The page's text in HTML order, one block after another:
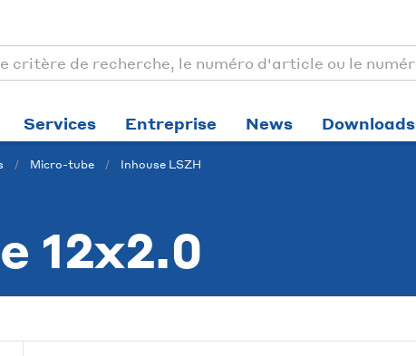
Services Entreprise News Downloads
Micro-tube Inhouse LSZH
12x2.0